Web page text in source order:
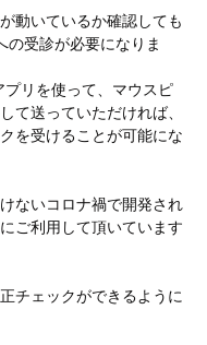
動いているか確認しても
の受診が必要になりま
プリを使って、マウスピ
て送っていただければ、
を受けることが可能にな
ないコロナ禍で開発され
ご利用して頂いています
チェックができるように